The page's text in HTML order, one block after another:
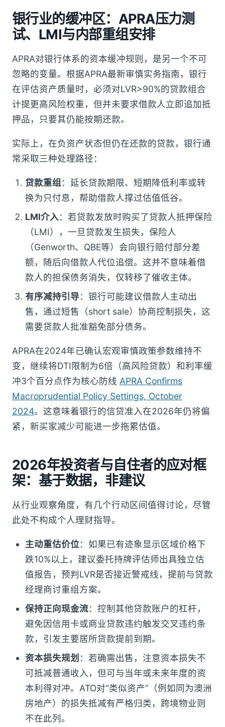
银行业的缓冲区：APRA压力测
试、LMI与内部重组安排
APRA对银行体系的资本缓冲规则，是另一个不可
忽略的变量。根据APRA最新审慎实务指南，银行
在评估资产质量时，必须对LVR>90%的贷款组合
计提更高风险权重，但并未要求借款人立即追加抵
押品，只要其仍能按期还款。
实际上，在负资产状态但仍在还款的贷款，银行通
常采取三种处理路径：
贷款重组 ：延长贷款期限、短期降低利率或转
换为只付息，帮助借款人撑过估值低谷。
LMI介入：若贷款发放时购买了贷款人抵押保险
（LMI），一旦贷款发生损失，保险人
（Genworth、QBE等）会向银行赔付部分差
额，随后向借款人代位追偿。这并不意味着借
款人的担保债务消失，仅转移了催收主体。
有序减持引导：银行可能建议借款人主动出
售，通过短售（short sale）协商控制损失，这
需要贷款人批准豁免部分债务。
APRA在2024年已确认宏观审慎政策参数维持不
变，继续将DTI限制为6倍（高风险贷款）和利率缓
冲3个百分点作为核心防线 APRA Confirms
Macroprudential Policy Settings, October
2024。这意味着银行的信贷准入在2026年仍将偏
紧，新买家减少可能进一步拖累估值。
2026年投资者与自住者的应对框
架：基于数据，非建议
从行业观察角度，有几个行动区间值得讨论，尽管
此处不构成个人理财指导。
主动重估价位：如果已有迹象显示区域价格下
跌10%以上，建议委托持牌评估师出具独立估
值报告，预判LVR是否接近警戒线，提前与贷款
经理商讨重组方案。
保持正向现金流：控制其他贷款账户的杠杆，
避免因信用卡或商业贷款违约触发交叉违约条
款，引发主要居所贷款提前到期。
资本损失规划 ：若确需出售，注意资本损失不
可抵减普通收入，但可与当年或未来年度的资
本利得对冲。ATO对“类似资产”（例如同为澳洲
房地产）的损失抵减有严格归类，跨境物业则
不在此列。